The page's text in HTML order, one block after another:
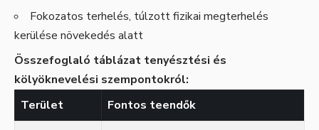
Fokozatos terhelés, túlzott fizikai megterhelés
kerülése növekedés alatt
Összefoglaló táblázat tenyésztési és
kölyöknevelési szempontokról:
Terület
Fontos teendők